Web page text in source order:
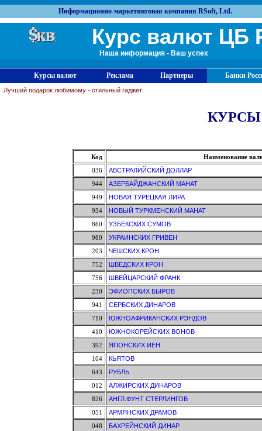
Информационно-маркетинговая компания RSoft, Ltd.
Курс валют ЦБ
Наша информация - Ваш успех
Курсы валют Реклама Партнеры Банки
Лучший подарок любимому - стильный гаджет
Код
Наименование
036
АВСТРАЛИЙСКИЙ ДОЛЛАР
944
АЗЕРБАЙДЖАНСКИЙ МАНАТ
949
НОВАЯ ТУРЕЦКАЯ ЛИРА
934
НОВЫЙ ТУРКМЕНСКИЙ МАНАТ
860
УЗБЕКСКИХ СУМОВ
980
УКРАИНСКИХ ГРИВЕН
203
ЧЕШСКИХ КРОН
752
ШВЕДСКИХ КРОН
756
ШВЕЙЦАРСКИЙ ФРАНК
230
ЭФИОПСКИХ БЫРОВ
941
СЕРБСКИХ ДИНАРОВ
710
ЮЖНОАФРИКАНСКИХ РЭНДОВ
410
ЮЖНОКОРЕЙСКИХ ВОНОВ
392
ЯПОНСКИХ ИЕН
104
КЬЯТОВ
643
РУБЛЬ
012
АЛЖИРСКИХ ДИНАРОВ
826
АНГЛ.ФУНТ СТЕРЛИНГОВ
051
АРМЯНСКИХ ДРАМОВ
048
БАХРЕЙНСКИЙ ДИНАР